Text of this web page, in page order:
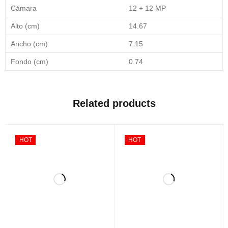
Cámara 12 + 12 MP
Alto (cm) 14.67
Ancho (cm) 7.15
Fondo (cm) 0.74
Related products
HOT HOT